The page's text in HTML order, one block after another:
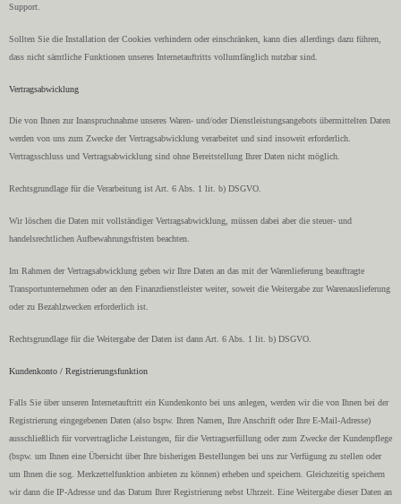
Support.
Sollten Sie die Installation der Cookies verhindern oder einschränken, kann dies allerdings dazu führen,
dass nicht sämtliche Funktionen unseres Internetauftritts vollumfänglich nutzbar sind.
Vertragsabwicklung
Die von Ihnen zur Inanspruchnahme unseres Waren- und/oder Dienstleistungsangebots übermittelten Daten
werden von uns zum Zwecke der Vertragsabwicklung verarbeitet und sind insoweit erforderlich.
Vertragsschluss und Vertragsabwicklung sind ohne Bereitstellung Ihrer Daten nicht möglich.
Rechtsgrundlage für die Verarbeitung ist Art. 6 Abs. 1 lit. b) DSGVO.
Wir löschen die Daten mit vollständiger Vertragsabwicklung, müssen dabei aber die steuer- und
handelsrechtlichen Aufbewahrungsfristen beachten.
Im Rahmen der Vertragsabwicklung geben wir Ihre Daten an das mit der Warenlieferung beauftragte
Transportunternehmen oder an den Finanzdienstleister weiter, soweit die Weitergabe zur Warenauslieferung
oder zu Bezahlzwecken erforderlich ist.
Rechtsgrundlage für die Weitergabe der Daten ist dann Art. 6 Abs. 1 lit. b) DSGVO.
Kundenkonto / Registrierungsfunktion
Falls Sie über unseren Internetauftritt ein Kundenkonto bei uns anlegen, werden wir die von Ihnen bei der
Registrierung eingegebenen Daten (also bspw. Ihren Namen, Ihre Anschrift oder Ihre E-Mail-Adresse)
ausschließlich für vorvertragliche Leistungen, für die Vertragserfüllung oder zum Zwecke der Kundenpflege
(bspw. um Ihnen eine Übersicht über Ihre bisherigen Bestellungen bei uns zur Verfügung zu stellen oder
um Ihnen die sog. Merkzettelfunktion anbieten zu können) erheben und speichern. Gleichzeitig speichern
wir dann die IP-Adresse und das Datum Ihrer Registrierung nebst Uhrzeit. Eine Weitergabe dieser Daten an